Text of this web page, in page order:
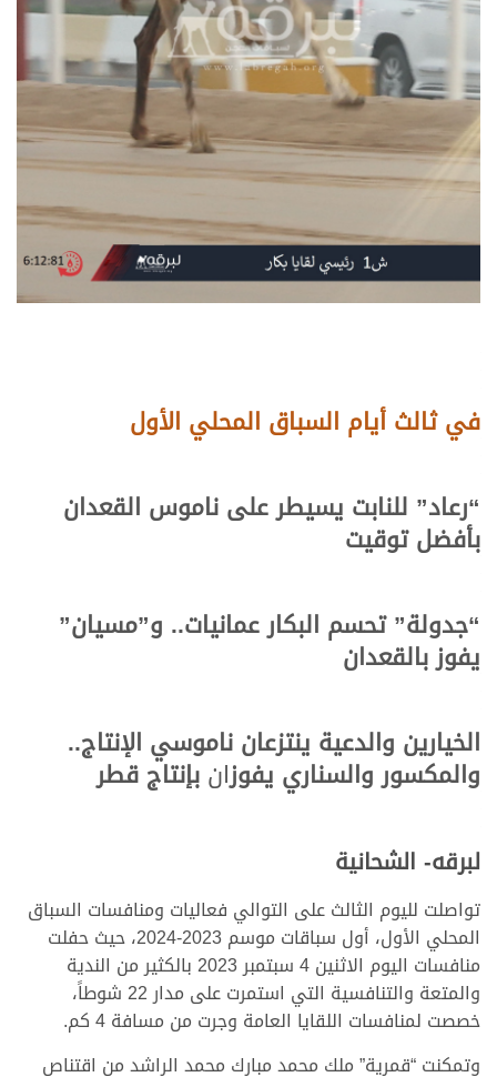
في ثالث أيام السباق المحلي الأول
“رعاد” للنابت يسيطر على ناموس القعدان
بأفضل توقيت
“جدولة” تحسم البكار عمانيات.. و”مسيان”
يفوز بالقعدان
الخيارين والدعية ينتزعان ناموسي الإنتاج..
والمكسور والسناري يفوزان بإنتاج قطر
لبرقه- الشحانية
تواصلت لليوم الثالث على التوالي فعاليات ومنافسات السباق
المحلي الأول، أول سباقات موسم 2023-2024، حيث حفلت
منافسات اليوم الاثنين 4 سبتمبر 2023 بالكثير من الندية
والمتعة والتنافسية التي استمرت على مدار 22 شوطاً،
خصصت لمنافسات اللقايا العامة وجرت من مسافة 4 كم.
وتمكنت “قمرية” ملك محمد مبارك محمد الراشد من اقتناص